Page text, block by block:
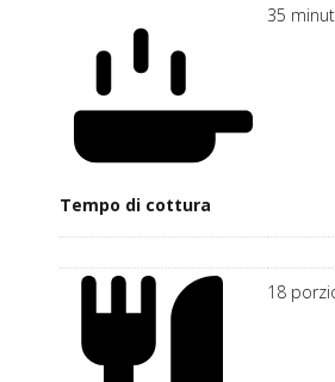
Tempo di cottura
35
18